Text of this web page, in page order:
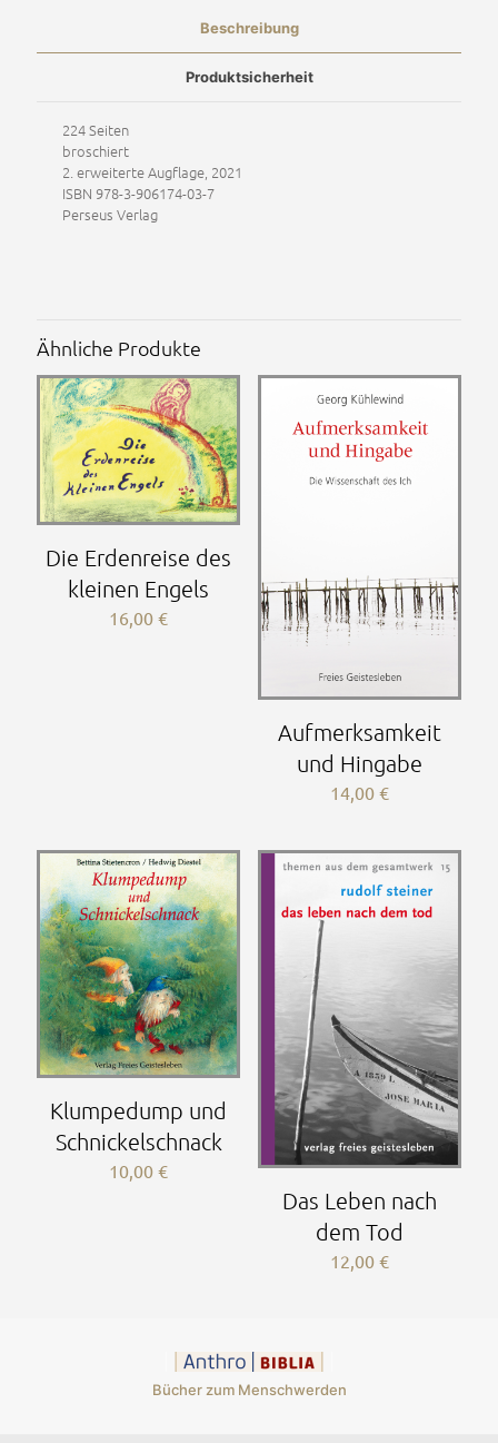
Beschreibung
Produktsicherheit
224 Seiten
broschiert
2. erweiterte Augflage, 2021
ISBN 978-3-906174-03-7
Perseus Verlag
Ähnliche Produkte
Die Erdenreise des
kleinen Engels
16,00€
Aufmerksamkeit
und Hingabe
14,00 €
Klumpedump und
Schnickelschnack
10,00€
Das Leben nach
dem Tod
12,00 €
Bücher zum Menschwerden